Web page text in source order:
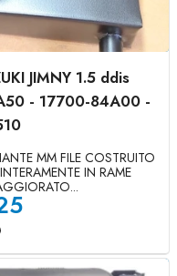
JIMNY 1.5 ddis
- 17700-84A00 -
MM FILE COSTRUITO
IN RAME